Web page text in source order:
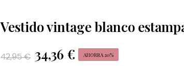
Vestido vintage blanco
42,95 € 34,36 € AHORRA 20%